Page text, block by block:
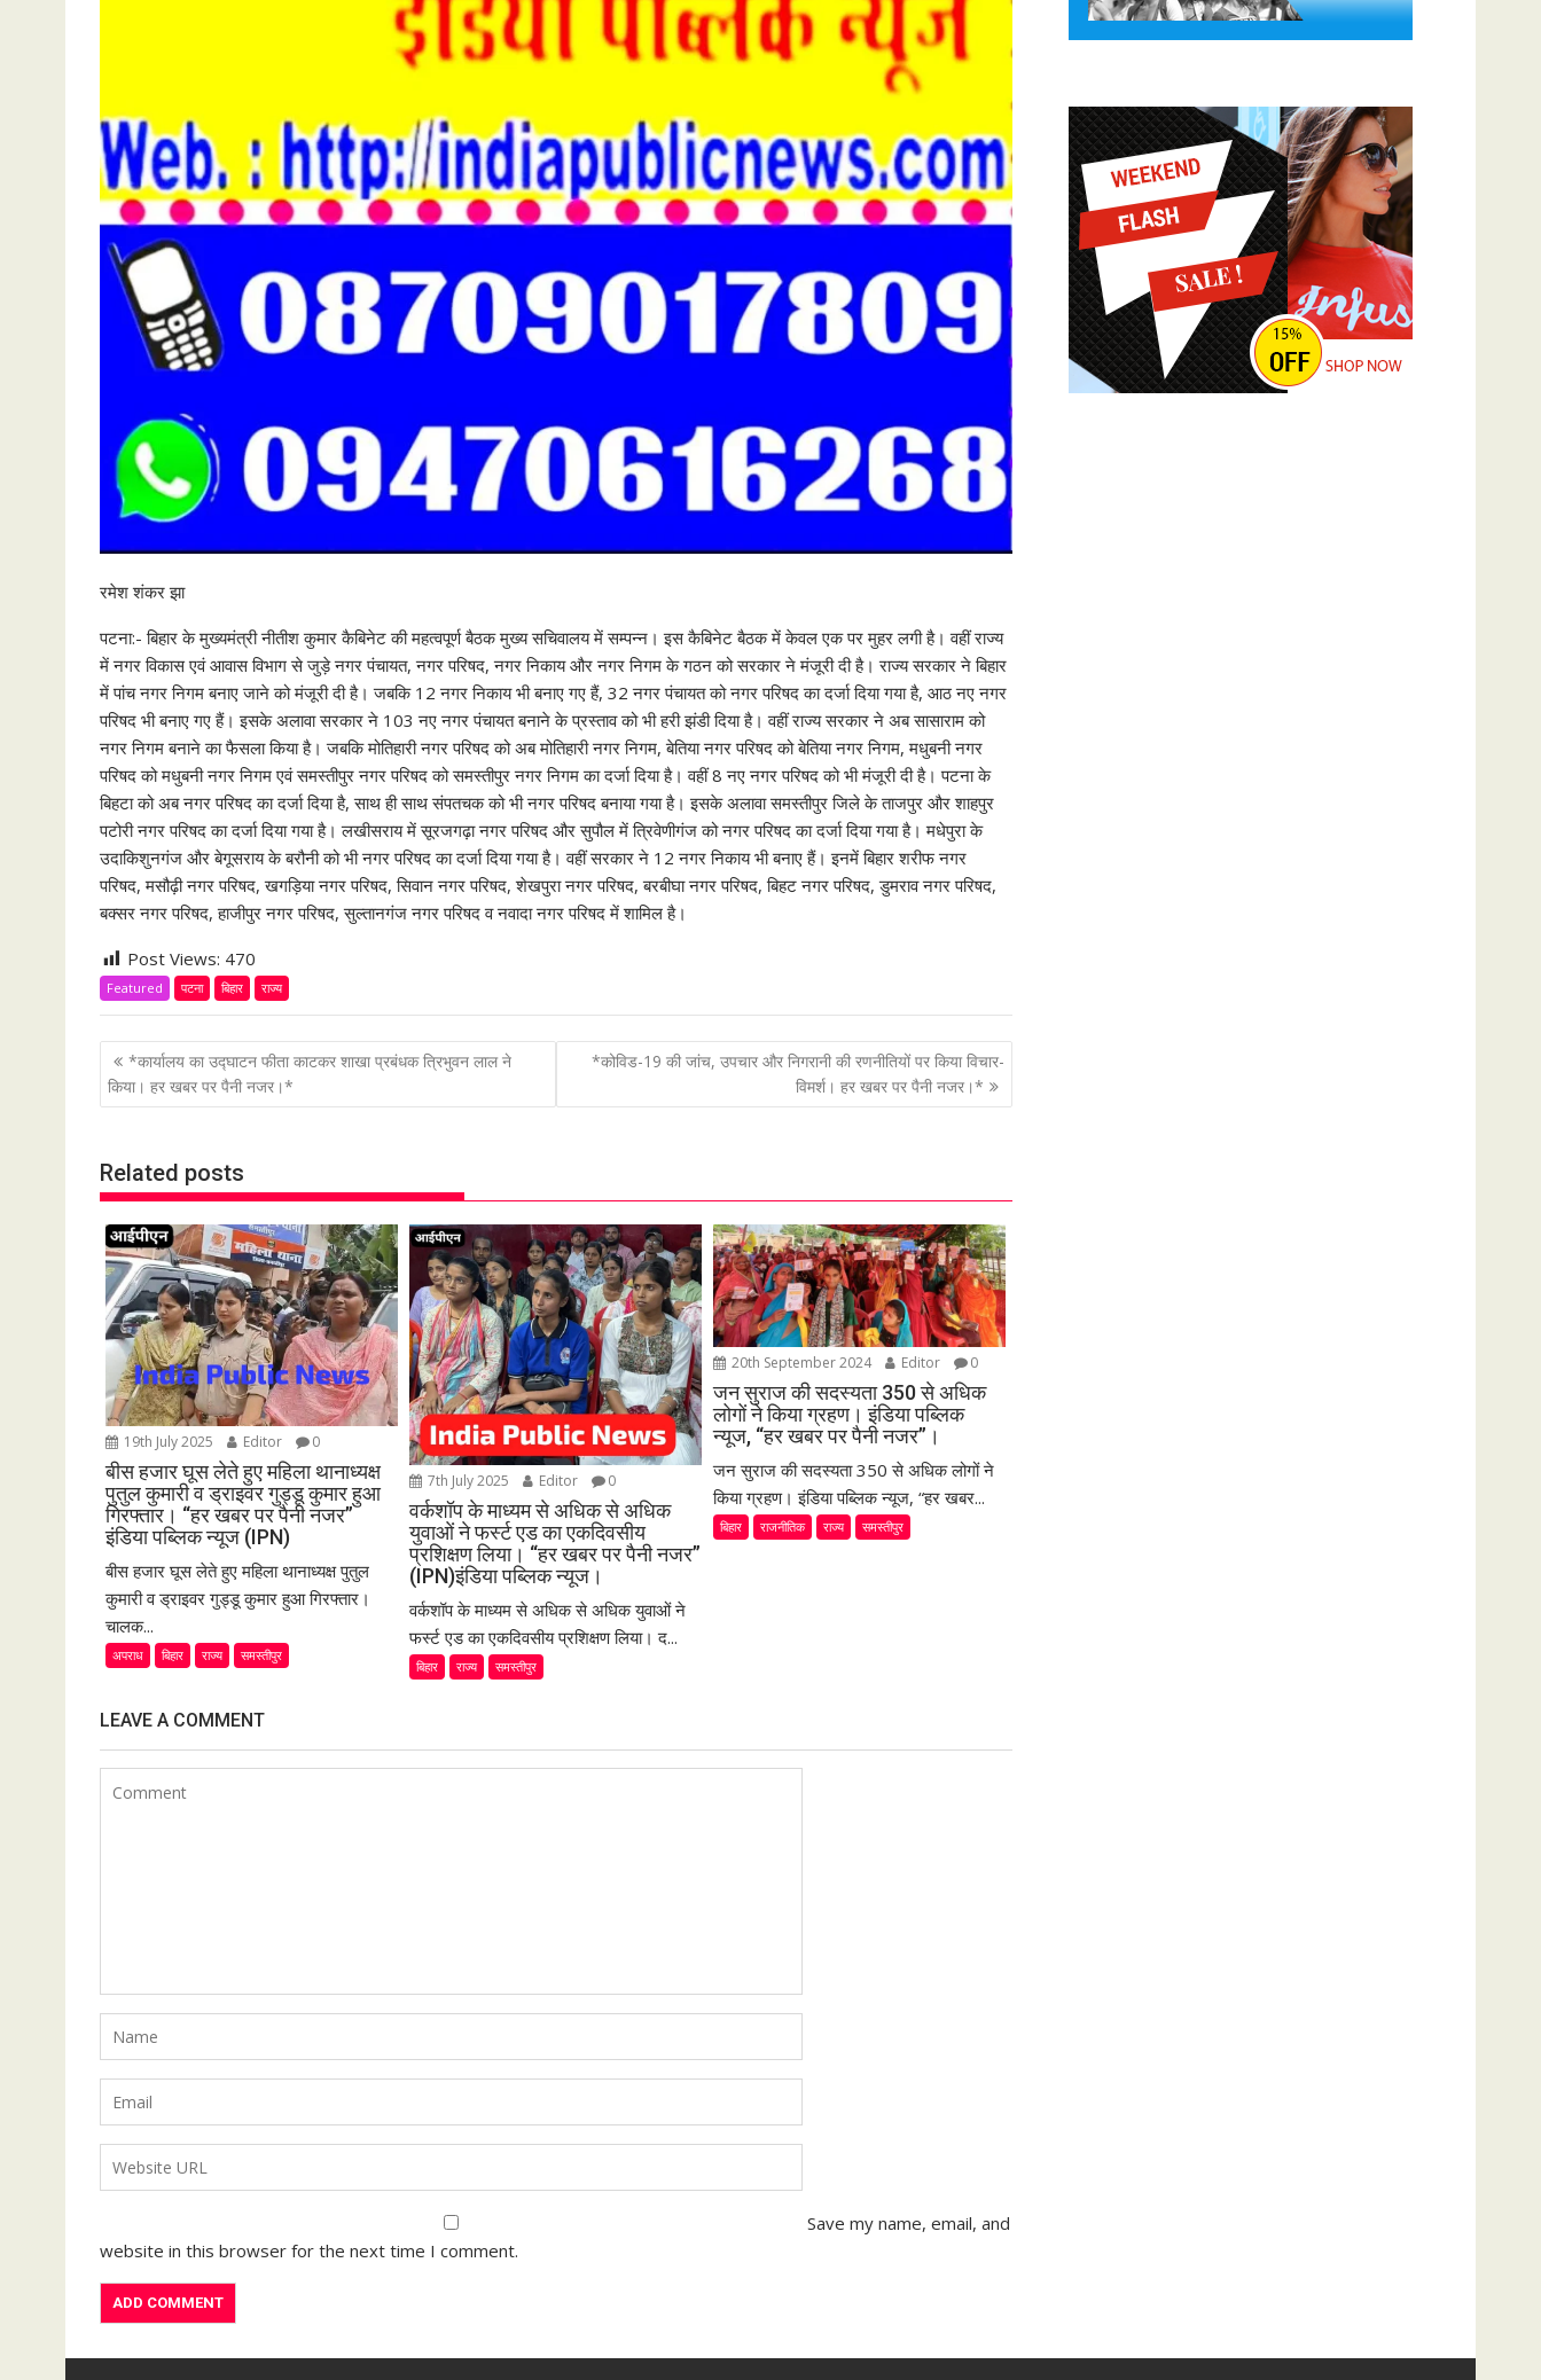
रमेश शंकर झा
पटना:- बिहार के मुख्यमंत्री नीतीश कुमार कैबिनेट की महत्वपूर्ण बैठक मुख्य सचिवालय में सम्पन्न। इस कैबिनेट बैठक में केवल एक पर मुहर लगी है। वहीं राज्य
में नगर विकास एवं आवास विभाग से जुड़े नगर पंचायत, नगर परिषद, नगर निकाय और नगर निगम के गठन को सरकार ने मंजूरी दी है। राज्य सरकार ने बिहार
में पांच नगर निगम बनाए जाने को मंजूरी दी है। जबकि 12 नगर निकाय भी बनाए गए हैं, 32 नगर पंचायत को नगर परिषद का दर्जा दिया गया है, आठ नए नगर
परिषद भी बनाए गए हैं। इसके अलावा सरकार ने 103 नए नगर पंचायत बनाने के प्रस्ताव को भी हरी झंडी दिया है। वहीं राज्य सरकार ने अब सासाराम को
नगर निगम बनाने का फैसला किया है। जबकि मोतिहारी नगर परिषद को अब मोतिहारी नगर निगम, बेतिया नगर परिषद को बेतिया नगर निगम, मधुबनी नगर
परिषद को मधुबनी नगर निगम एवं समस्तीपुर नगर परिषद को समस्तीपुर नगर निगम का दर्जा दिया है। वहीं 8 नए नगर परिषद को भी मंजूरी दी है। पटना के
बिहटा को अब नगर परिषद का दर्जा दिया है, साथ ही साथ संपतचक को भी नगर परिषद बनाया गया है। इसके अलावा समस्तीपुर जिले के ताजपुर और शाहपुर
पटोरी नगर परिषद का दर्जा दिया गया है। लखीसराय में सूरजगढ़ा नगर परिषद और सुपौल में त्रिवेणीगंज को नगर परिषद का दर्जा दिया गया है। मधेपुरा के
उदाकिशुनगंज और बेगूसराय के बरौनी को भी नगर परिषद का दर्जा दिया गया है। वहीं सरकार ने 12 नगर निकाय भी बनाए हैं। इनमें बिहार शरीफ नगर
परिषद, मसौढ़ी नगर परिषद, खगड़िया नगर परिषद, सिवान नगर परिषद, शेखपुरा नगर परिषद, बरबीघा नगर परिषद, बिहट नगर परिषद, डुमराव नगर परिषद,
बक्सर नगर परिषद, हाजीपुर नगर परिषद, सुल्तानगंज नगर परिषद व नवादा नगर परिषद में शामिल है।
Post Views: 470
Featured पटना बिहार राज्य
P
o
n
a
v
i
g
a
t
i
o
n
*कार्यालय का उद्घाटन फीता काटकर शाखा प्रबंधक त्रिभुवन लाल ने
किया। हर खबर पर पैनी नजर।*
*कोविड-19 की जांच, उपचार और निगरानी की रणनीतियों पर किया विचार-
विमर्श। हर खबर पर पैनी नजर।*
Related posts
19th July 2025 Editor 0
बीस हजार घूस लेते हुए महिला थानाध्यक्ष
पुतुल कुमारी व ड्राइवर गुड्डू कुमार हुआ
गिरफ्तार। “हर खबर पर पैनी नजर”
इंडिया पब्लिक न्यूज (IPN)
बीस हजार घूस लेते हुए महिला थानाध्यक्ष पुतुल
कुमारी व ड्राइवर गुड्डू कुमार हुआ गिरफ्तार।
चालक...
अपराध बिहार राज्य समस्तीपुर
7th July 2025 Editor 0
वर्कशॉप के माध्यम से अधिक से अधिक
युवाओं ने फर्स्ट एड का एकदिवसीय
प्रशिक्षण लिया। “हर खबर पर पैनी नजर”
(IPN)इंडिया पब्लिक न्यूज।
वर्कशॉप के माध्यम से अधिक से अधिक युवाओं ने
फर्स्ट एड का एकदिवसीय प्रशिक्षण लिया। द...
बिहार राज्य समस्तीपुर
20th September 2024 Editor 0
जन सुराज की सदस्यता 350 से अधिक
लोगों ने किया ग्रहण। इंडिया पब्लिक
न्यूज, “हर खबर पर पैनी नजर”।
जन सुराज की सदस्यता 350 से अधिक लोगों ने
किया ग्रहण। इंडिया पब्लिक न्यूज, “हर खबर...
बिहार राजनीतिक राज्य समस्तीपुर
LEAVE A COMMENT
Save my name, email, and
website in this browser for the next time I comment.